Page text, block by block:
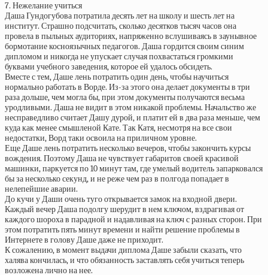
7. Нежелание учиться
Даша Гундогубова потратила десять лет на школу и шесть лет на
институт. Страшно подсчитать, сколько десятков тысяч часов она
провела в пыльных аудиториях, напряженно вслушиваясь в заунывное
бормотание косноязычных педагогов. Даша гордится своим синим
дипломом и никогда не упускает случая похвастаться громкими
буквами учебного заведения, которое ей удалось обсидеть.
Вместе с тем, Даше лень потратить один день, чтобы научиться
нормально работать в Ворде. Из-за этого она делает документы в три
раза дольше, чем могла бы, при этом документы получаются весьма
уродливыми. Даша не видит в этом никакой проблемы. Начальство же
несправедливо считает Дашу дурой, и платит ей в два раза меньше, чем
куда как менее смышленой Кате. Так Катя, несмотря на все свои
недостатки, Ворд таки освоила на приличном уровне.
Еще Даше лень потратить несколько вечеров, чтобы закончить курсы
вождения. Поэтому Даша не чувствует габаритов своей красивой
машинки, паркуется по 10 минут там, где умелый водитель запарковался
бы за несколько секунд, и не реже чем раз в полгода попадает в
нелепейшие аварии.
До кучи у Даши очень туго открывается замок на входной двери.
Каждый вечер Даша подолгу шерудит в нем ключом, вздрагивая от
каждого шороха в парадной и надавливая на ключ с разных сторон. При
этом потратить пять минут времени и найти решение проблемы в
Интернете в голову Даше даже не приходит.
К сожалению, в момент выдачи диплома Даше забыли сказать, что
халява кончилась, и что обязанность заставлять себя учиться теперь
возложена лично на нее.